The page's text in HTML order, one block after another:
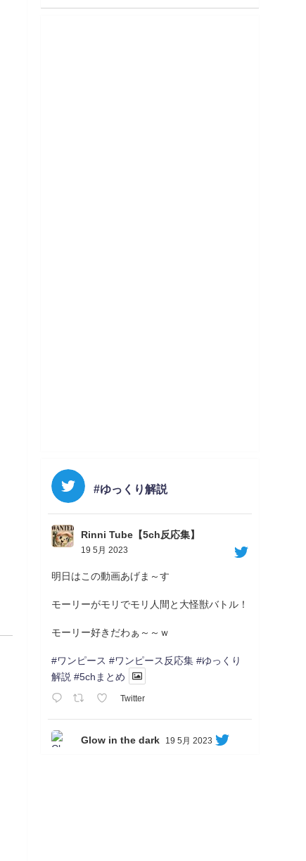
#ゆっくり解説
Rinni Tube【5ch反応集】
19 5月 2023
明日はこの動画あげま～す
モーリーがモリでモリ人間と大怪獣バトル！
モーリー好きだわぁ～～ｗ
#ワンピース #ワンピース反応集 #ゆっくり
解説 #5chまとめ
Twitter
Glow in the dark 19 5月 2023